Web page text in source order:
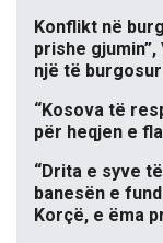
Konflikt në
prishe
një të
“Kosova të
për heqjen e
“Drita e syve
banesën e
Korçë, e ëma